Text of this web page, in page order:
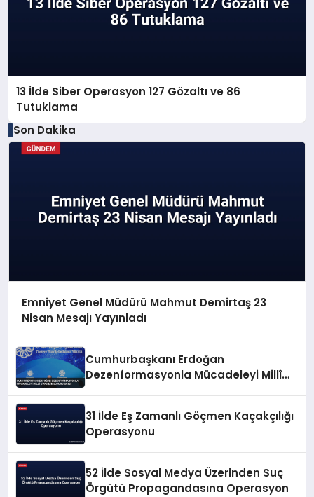
13 İlde Siber Operasyon 127 Gözaltı ve 86
Tutuklama
Son Dakika
Emniyet Genel Müdürü Mahmut Demirtaş 23
Nisan Mesajı Yayınladı
Cumhurbaşkanı Erdoğan
Dezenformasyonla Mücadeleyi Millî
31 İlde Eş Zamanlı Göçmen Kaçakçılığı
Operasyonu
52 İlde Sosyal Medya Üzerinden Suç
Örgütü Propagandasına Operasyon